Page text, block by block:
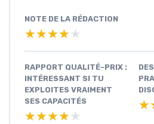
NOTE DE LA RÉDACTION
★★★★★
★★★★★
RAPPORT QUALITÉ-PRIX :
INTÉRESSANT SI TU
EXPLOITES VRAIMENT
SES CAPACITÉS
★★★★★
★★★★★